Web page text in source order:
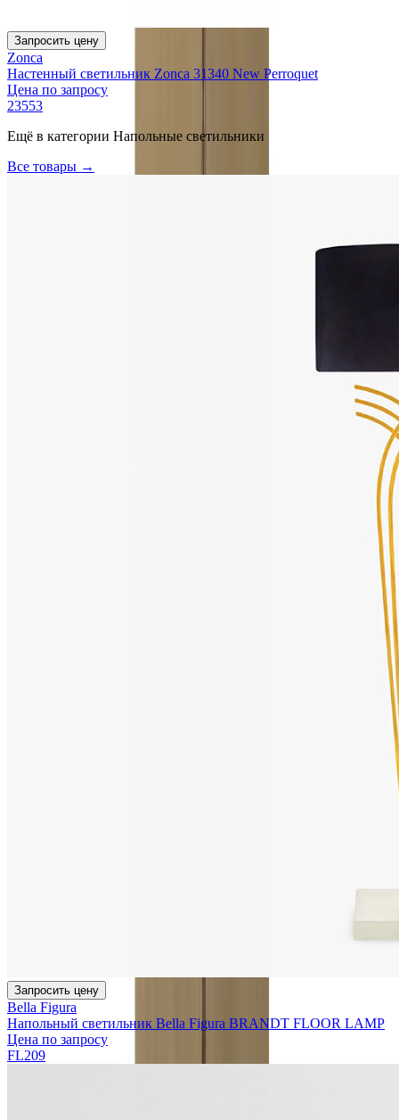
Запросить цену
Zonca
Настенный светильник Zonca 31340 New Perroquet
Цена по запросу
23553
Ещё в категории Напольные светильники
Все товары →
Запросить цену
Bella Figura
Напольный светильник Bella Figura BRANDT FLOOR LAMP
Цена по запросу
FL209